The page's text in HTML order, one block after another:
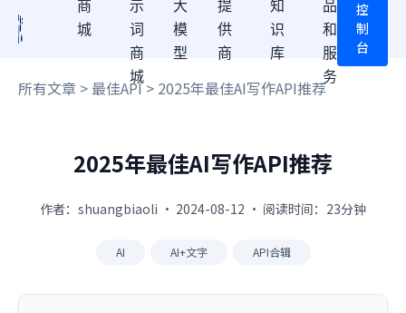
商
城
示
词
商
城
大
模
型
提
供
商
知
识
库
品
和
服
务
控
制
台
所有文章 > 最佳API> 2025年最佳AI写作API推荐
2025年最佳AI写作API推荐
作者：shuangbiaoli · 2024-08-12 · 阅读时间：23分钟
AI AI+文字 API合辑